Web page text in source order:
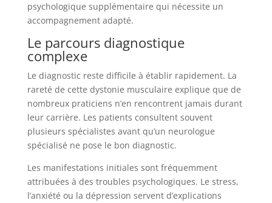
psychologique supplémentaire qui nécessite un
accompagnement adapté.
Le parcours diagnostique
complexe
Le diagnostic reste difficile à établir rapidement. La
rareté de cette dystonie musculaire explique que de
nombreux praticiens n’en rencontrent jamais durant
leur carrière. Les patients consultent souvent
plusieurs spécialistes avant qu’un neurologue
spécialisé ne pose le bon diagnostic.
Les manifestations initiales sont fréquemment
attribuées à des troubles psychologiques. Le stress,
l’anxiété ou la dépression servent d’explications